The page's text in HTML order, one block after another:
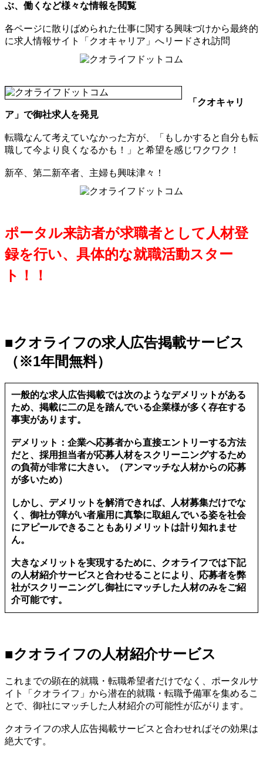
ぶ、働くなど様々な情報を閲覧
各ページに散りばめられた仕事に関する興味づけから最終的
に求人情報サイト「クオキャリア」へリードされ訪問
「クオキャリ
ア」で御社求人を発見
転職なんて考えていなかった方が、「もしかすると自分も転
職して今より良くなるかも！」と希望を感じワクワク！
新卒、第二新卒者、主婦も興味津々！
ポータル来訪者が求職者として人材登
録を行い、具体的な就職活動スター
ト！！
■クオライフの求人広告掲載サービス
（※1年間無料）
一般的な求人広告掲載では次のようなデメリットがある
ため、掲載に二の足を踏んでいる企業様が多く存在する
事実があります。
デメリット：企業へ応募者から直接エントリーする方法
だと、採用担当者が応募人材をスクリーニングするため
の負荷が非常に大きい。（アンマッチな人材からの応募
が多いため）
しかし、デメリットを解消できれば、人材募集だけでな
く、御社が障がい者雇用に真摯に取組んでいる姿を社会
にアピールできることもありメリットは計り知れませ
ん。
大きなメリットを実現するために、クオライフでは下記
の人材紹介サービスと合わせることにより、応募者を弊
社がスクリーニングし御社にマッチした人材のみをご紹
介可能です。
■クオライフの人材紹介サービス
これまでの顕在的就職・転職希望者だけでなく、ポータルサ
イト「クオライフ」から潜在的就職・転職予備軍を集めるこ
とで、御社にマッチした人材紹介の可能性が広がります。
クオライフの求人広告掲載サービスと合わせればその効果は
絶大です。